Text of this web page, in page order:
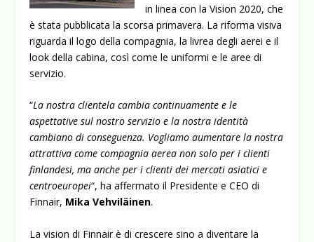
in linea con la Vision 2020, che
è stata pubblicata la scorsa primavera. La riforma visiva
riguarda il logo della compagnia, la livrea degli aerei e il
look della cabina, così come le uniformi e le aree di
servizio.
“La nostra clientela cambia continuamente e le
aspettative sul nostro servizio e la nostra identità
cambiano di conseguenza. Vogliamo aumentare la nostra
attrattiva come compagnia aerea non solo per i clienti
finlandesi, ma anche per i clienti dei mercati asiatici e
centroeuropei“, ha affermato il Presidente e CEO di
Finnair, Mika Vehviläinen.
La vision di Finnair è di crescere sino a diventare la